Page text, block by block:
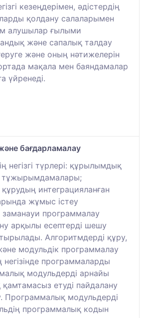
кезеңдерімен, әдістердің
қолдану салаларымен
алушылар ғылыми
және сапалық талдау
және оның нәтижелерін
мақала мен баяндамалар
үйренеді.
бағдарламалау
негізгі түрлері: құрылымдық
тұжырымдамалары;
интеграцияланған
жұмыс істеу
заманауи программалау
арқылы есептерді шешу
Алгоритмдерді құру,
модульдік программалау
негізінде программаларды
модульдерді арнайы
етуді пайдалану
Программалық модульдерді
программалық кодын